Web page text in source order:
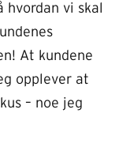
vi skal
At kundene
opplever at
– noe jeg